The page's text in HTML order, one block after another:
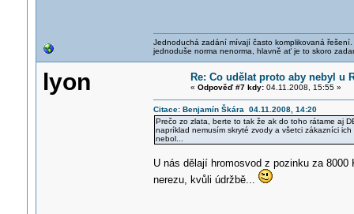
Jednoduchá zadání mívají často komplikovaná
jednoduše norma nenorma, hlavně ať je to skoro
lyon Re: Co udělat proto aby nebyl u
« Odpověď #7 kdy:04.11.2008, 15:55 »
Citace: Benjamín Škára 04.11.2008, 14:20
Prečo zo zlata, berte to tak že ak do toho rátame aj
napríklad nemusím skryté zvody a všetci zákazníci
nebol...
U nás dělají hromosvod z pozinku za
nerezu, kvůli údržbě...